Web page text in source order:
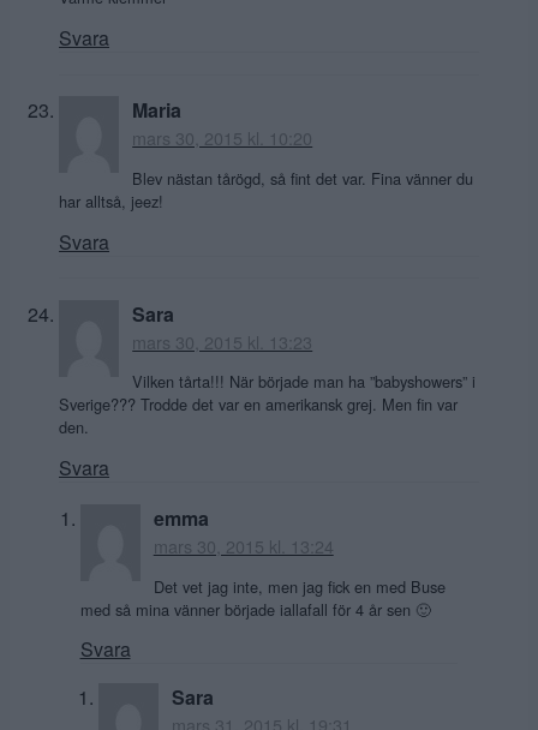
Svara
Maria
mars 30, 2015 kl. 10:20
Blev nästan tårögd, så fint det var. Fina vänner du
har alltså, jeez!
Svara
Sara
mars 30, 2015 kl. 13:23
Vilken tårta!!! När började man ha ”babyshowers” i
Sverige??? Trodde det var en amerikansk grej. Men fin var
den.
Svara
emma
mars 30, 2015 kl. 13:24
Det vet jag inte, men jag fick en med Buse
med så mina vänner började iallafall för 4 år sen 🙂
Svara
Sara
mars 31, 2015 kl. 19:31